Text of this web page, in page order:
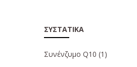
ΣΥΣΤΑΤΙΚΆ
Συνένζυμο Q10 (1)